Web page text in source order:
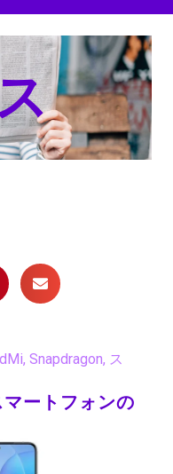
, Snapdragon, ス
ートフォンの